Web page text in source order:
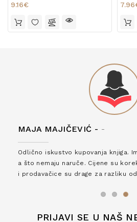
9.16€
MAJA MAJIČEVIĆ - -
Odlično iskustvo kupovanja knjiga.
a što nemaju naruče. Cijene su
i prodavačice su drage za razliku
PRIJAVI SE U NAŠ